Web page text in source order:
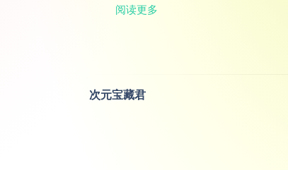
阅读更多
次元宝藏君